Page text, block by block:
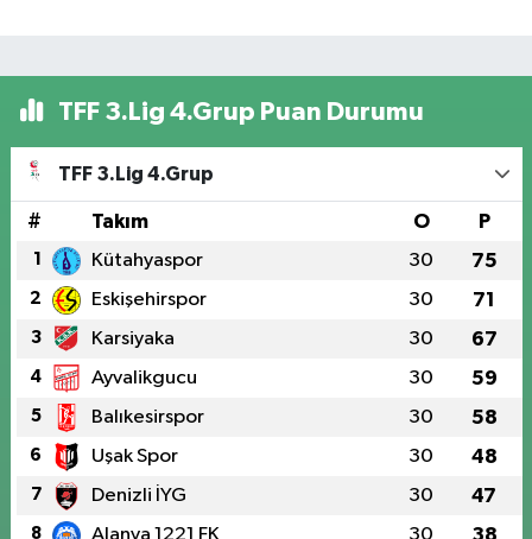
TFF 3.Lig 4.Grup Puan Durumu
TFF 3.Lig 4.Grup
# Takım O P
1 Kütahyaspor 30 75
2 Eskişehirspor 30 71
3 Karsiyaka 30 67
4 Ayvalikgucu 30 59
5 Balıkesirspor 30 58
6 Uşak Spor 30 48
7 Denizli İYG 30 47
8